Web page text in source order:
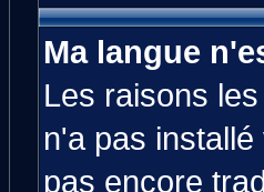
Ma langue
Les raisons
n'a pas
pas encore